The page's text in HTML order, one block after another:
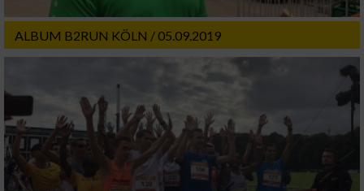
ALBUM B2RUN KÖLN / 05.09.2019